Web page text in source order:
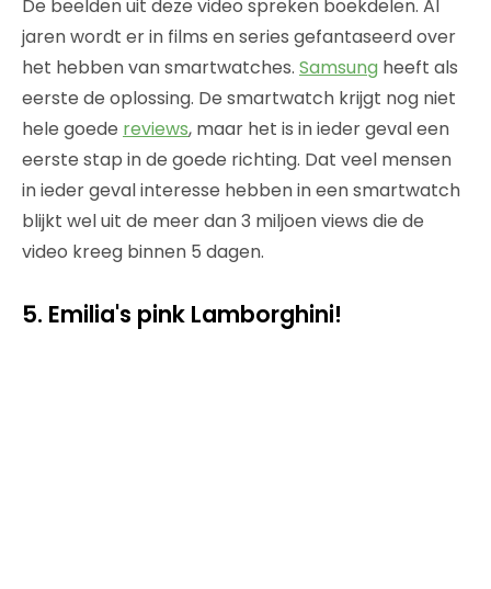
De beelden uit deze video spreken boekdelen. Al
jaren wordt er in films en series gefantaseerd over
het hebben van smartwatches. Samsung heeft als
eerste de oplossing. De smartwatch krijgt nog niet
hele goede reviews, maar het is in ieder geval een
eerste stap in de goede richting. Dat veel mensen
in ieder geval interesse hebben in een smartwatch
blijkt wel uit de meer dan 3 miljoen views die de
video kreeg binnen 5 dagen.
5. Emilia's pink Lamborghini!